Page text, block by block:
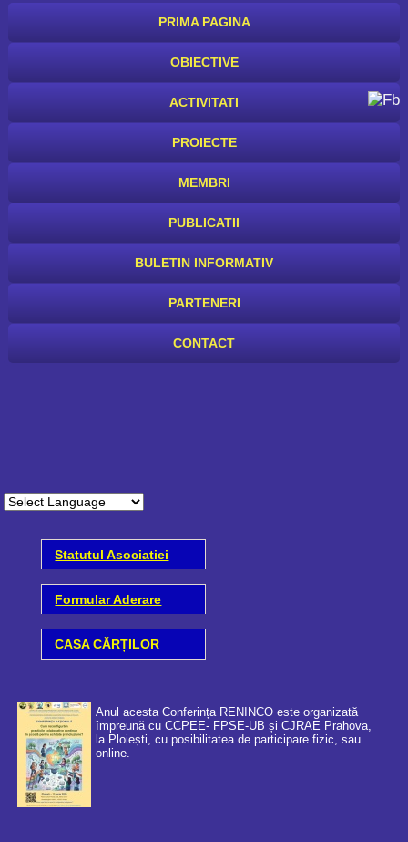
PRIMA PAGINA
OBIECTIVE
ACTIVITATI
PROIECTE
MEMBRI
PUBLICATII
BULETIN INFORMATIV
PARTENERI
CONTACT
Statutul Asociatiei
Formular Aderare
CASA CĂRȚILOR
Anul acesta Conferința RENINCO este organizată
împreună cu CCPEE- FPSE-UB și CJRAE Prahova,
la Ploiești, cu posibilitatea de participare fizic, sau
online.